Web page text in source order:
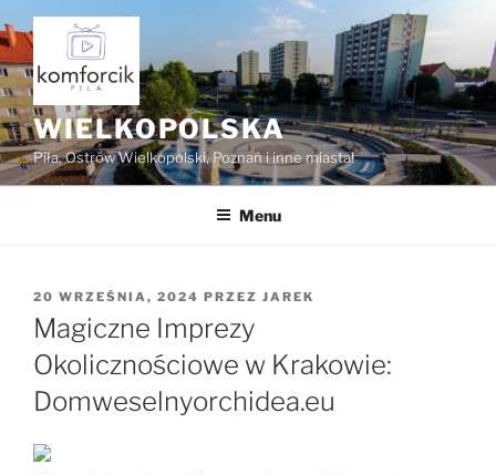
Przejdź
do
treści
WIELKOPOLSKA
Piła, Ostrów Wielkopolski, Poznań i inne miasta!
Menu
OPUBLIKOWANE
W
20 WRZEŚNIA, 2024 PRZEZ JAREK
Magiczne Imprezy
Okolicznościowe w Krakowie:
Domweselnyorchidea.eu